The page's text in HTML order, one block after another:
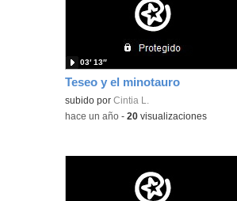
Teseo y el minotauro
Contenido educativo.
subido porCintia L.
03′ 13″
-hace un año -20 visualizaciones